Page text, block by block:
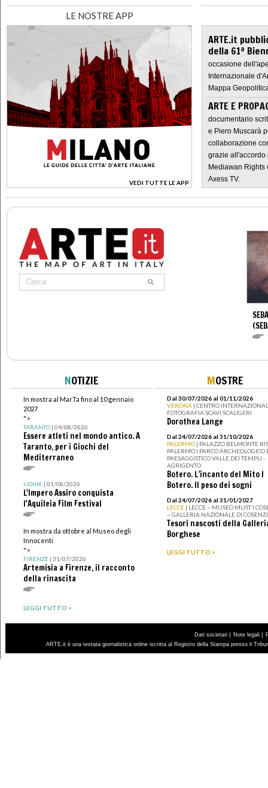
LE NOSTRE APP
VEDI TUTTE LE APP
>
ARTE.it
della 61ª
occasione
Internazionale
Mappa
ARTE E
documentario
e Piero Muscarà
collaborazione
grazie all'accordo
Mediawan Rights
Axess TV.
NOTIZIE
In mostra al MarTa fino al 10 gennaio
2027
">
TARANTO| 04/08/2026
Essere atleti nel mondo antico. A
Taranto, per i Giochi del
Mediterraneo
UDINE| 01/08/2026
L'Impero Assiro conquista
l'Aquileia Film Festival
In mostra da ottobre al Museo degli
Innocenti
">
FIRENZE| 31/07/2026
Artemisia a Firenze, il racconto
della rinascita
LEGGI TUTTO >
MOSTRE
Dal 30/07/2026 al 01/11/2026
VERONA | CENTRO
FOTOGRAFIA SCAVI SCALIGERI
Dorothea Lange
Dal 24/07/2026 al 31/10/2026
PALERMO | PALAZZO BELMONTE
PALERMO I PARCO ARCHEOLOGICO
PAESAGGISTICO VALLE DEI TEMPLI -
AGRIGENTO
Botero. L’incanto del Mito I
Botero. Il peso dei sogni
Dal 24/07/2026 al 31/01/2027
LECCE | LECCE – MUSEO MUST I
– GALLERIA NAZIONALE DI
Tesori nascosti della
Borghese
LEGGI TUTTO >
Dati societari | Note legali |
ARTE.it è una testata giornalistica online iscritta al Registro della Stampa presso il